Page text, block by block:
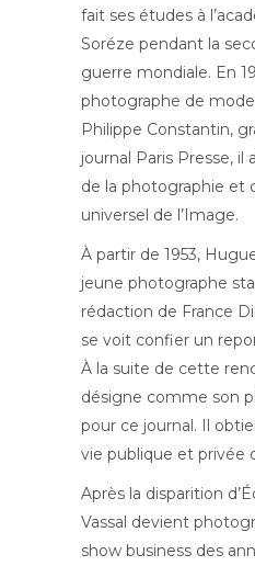
fait ses études à
Soréze pendant la
guerre mondiale. En
photographe de
Philippe Constantin,
journal Paris Presse,
de la photographie et
universel de l’Image.
À partir de 1953,
jeune photographe
rédaction de France
se voit confier un
À la suite de cette
désigne comme son
pour ce journal. Il
vie publique et privée
Après la disparition
Vassal devient
show business des